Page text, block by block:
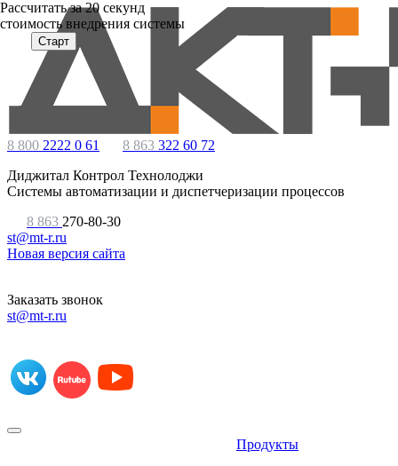
8 800 2222 0 61 8 863 322 60 72
Диджитал Контрол Технолоджи
Системы автоматизации и диспетчеризации процессов
8 863 270-80-30
st@mt-r.ru
Новая версия сайта
Заказать звонок
st@mt-r.ru
Продукты
Расcчитать за 20 секунд
стоимость внедрения системы
Старт